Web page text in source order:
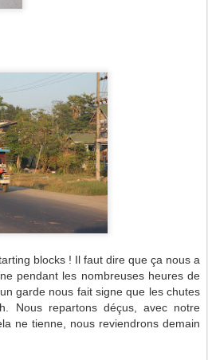
blocks ! Il faut dire que ça nous a
pendant les nombreuses heures de
garde nous fait signe que les chutes
Nous repartons déçus, avec notre
ne tienne, nous reviendrons demain